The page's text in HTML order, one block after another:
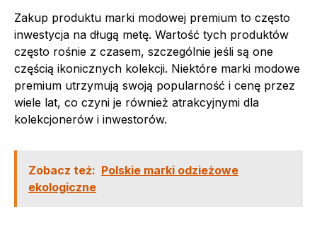
Zakup produktu marki modowej premium to często
inwestycja na długą metę. Wartość tych produktów
często rośnie z czasem, szczególnie jeśli są one
częścią ikonicznych kolekcji. Niektóre marki modowe
premium utrzymują swoją popularność i cenę przez
wiele lat, co czyni je również atrakcyjnymi dla
kolekcjonerów i inwestorów.
Zobacz też: Polskie marki odzieżowe
ekologiczne